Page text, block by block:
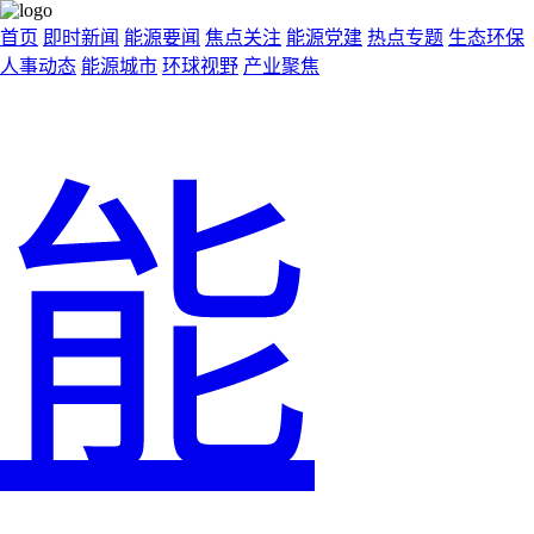
首页 即时新闻 能源要闻 焦点关注 能源党建 热点专题 生态环保
人事动态 能源城市 环球视野 产业聚焦
能